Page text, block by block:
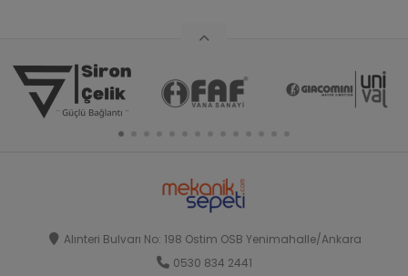
Alınteri Bulvarı No: 198 Ostim OSB Yenimahalle/Ankara
0530 834 2441